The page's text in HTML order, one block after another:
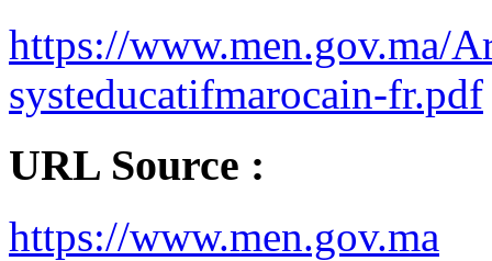
https://www.men.gov.ma/
systeducatifmarocain-fr.pdf
URL Source :
https://www.men.gov.ma